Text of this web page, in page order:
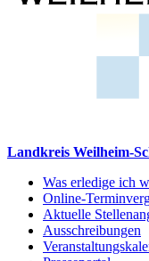
Landkreis Weilheim-
Was erledige ich
Online-
Aktuelle
Ausschreibungen